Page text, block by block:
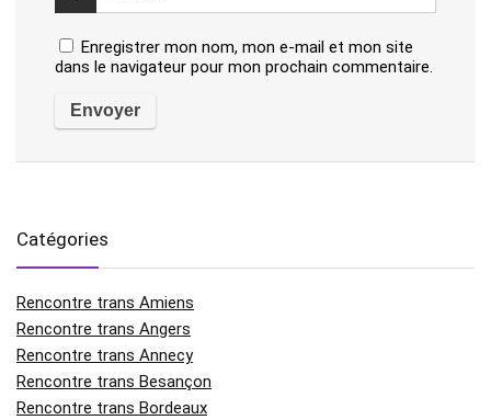
Enregistrer mon nom, mon e-mail et mon site
dans le navigateur pour mon prochain commentaire.
Catégories
Rencontre trans Amiens
Rencontre trans Angers
Rencontre trans Annecy
Rencontre trans Besançon
Rencontre trans Bordeaux